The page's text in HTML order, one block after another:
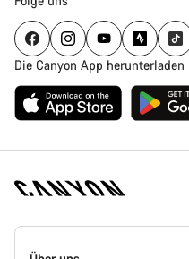
Die Canyon App herunterladen
Canyon
Homepage